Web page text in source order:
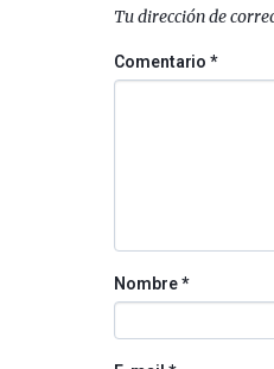
Tu dirección de
Comentario*
Nombre*